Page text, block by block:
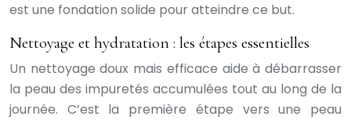
est une fondation solide pour atteindre ce but.
Nettoyage et hydratation : les étapes essentielles
Un nettoyage doux mais efficace aide à débarrasser
la peau des impuretés accumulées tout au long de la
journée. C’est la première étape vers une peau